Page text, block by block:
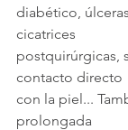
diabético,
cicatrices
postquirúrgicas,
contacto directo
con la piel...
prolongada